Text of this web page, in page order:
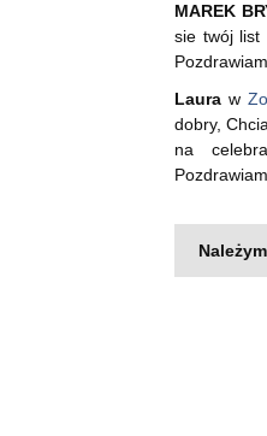
MAREK
sie twój list
Laura w
dobry,
na